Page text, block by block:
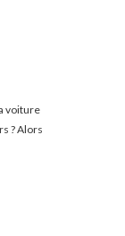
voiture
? Alors